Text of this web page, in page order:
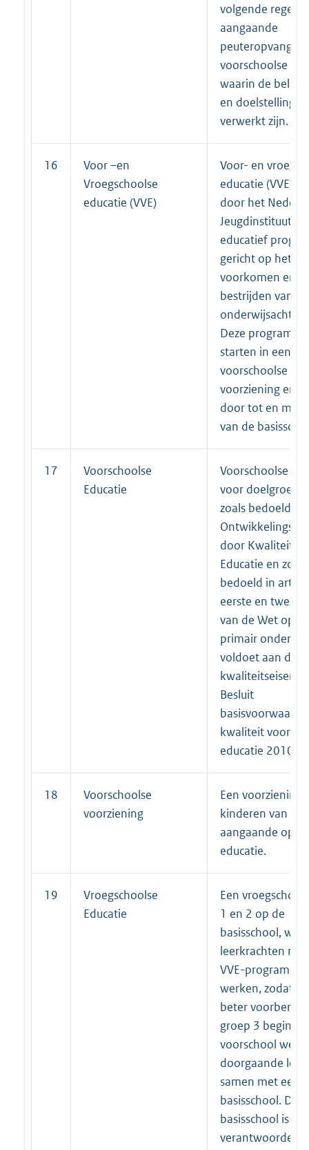
volgende
aangaande
peuteropvang en
voorschoolse
waarin de
en doelstellingen
verwerkt zijn.
16
Voor –en
Vroegschoolse
educatie (VVE)
Voor- en
educatie (VVE) is
door het
Jeugdinstituut
educatief
gericht op het
voorkomen en
bestrijden van
Deze
starten in een
voorschoolse
voorziening en
door tot en met
van de
17
Voorschoolse
Educatie
Voorschoolse
voor doelgroep
zoals bedoeld in
door Kwaliteit en
Educatie en zoals
bedoeld in
eerste en
van de Wet op
primair
voldoet aan de
kwaliteitseisen
Besluit
kwaliteit
educatie 2010.
18
Voorschoolse
voorziening
Een voorziening
kinderen van 0
aangaande
educatie.
19
Vroegschoolse
Educatie
Een vroegschool
1 en 2 op de
basisschool,
leerkrachten
VVE-programma
werken, zodat
beter
groep 3
voorschool
doorgaande
samen met een
basisschool. De
basisschool is